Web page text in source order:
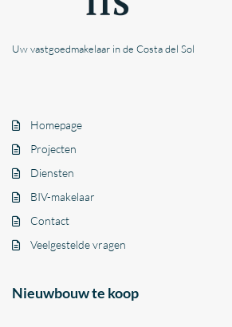
Uw vastgoedmakelaar in de Costa del Sol
Homepage
Projecten
Diensten
BIV-makelaar
Contact
Veelgestelde vragen
Nieuwbouw te koop